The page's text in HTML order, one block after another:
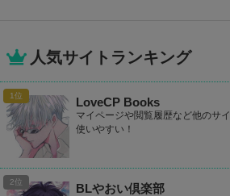
人気サイトランキング
LoveCP Books
マイページや閲覧履歴など他のサ
使いやすい！
BLやおい倶楽部